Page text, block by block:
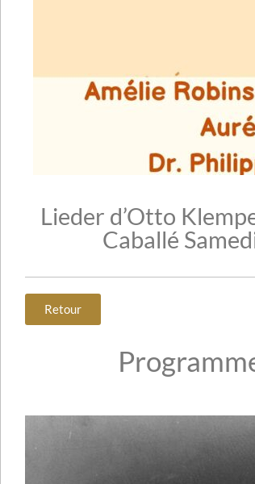
Lieder d’Otto
Caballé
Retour